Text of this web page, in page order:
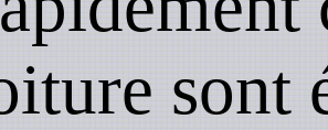
sont